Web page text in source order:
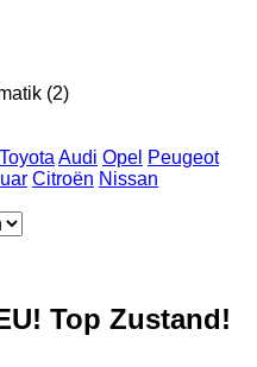
(2)
Toyota Audi Opel Peugeot
Citroën Nissan
Top Zustand!